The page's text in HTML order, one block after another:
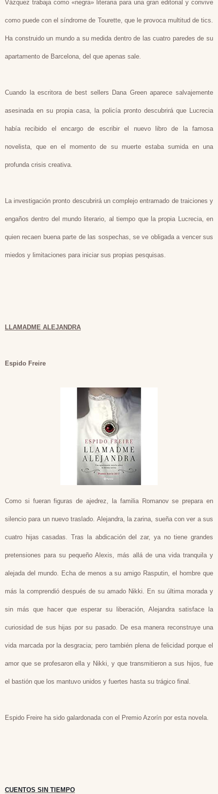
Vázquez trabaja como «negra» literaria para una gran editorial y convive
como puede con el síndrome de Tourette, que le provoca multitud de tics.
Ha construido un mundo a su medida dentro de las cuatro paredes de su
apartamento de Barcelona, del que apenas sale.
Cuando la escritora de best sellers Dana Green aparece salvajemente
asesinada en su propia casa, la policía pronto descubrirá que Lucrecia
había recibido el encargo de escribir el nuevo libro de la famosa
novelista, que en el momento de su muerte estaba sumida en una
profunda crisis creativa.
La investigación pronto descubrirá un complejo entramado de traiciones y
engaños dentro del mundo literario, al tiempo que la propia Lucrecia, en
quien recaen buena parte de las sospechas, se ve obligada a vencer sus
miedos y limitaciones para iniciar sus propias pesquisas.
LLAMADME ALEJANDRA
Espido Freire
Como si fueran figuras de ajedrez, la familia Romanov se prepara en
silencio para un nuevo traslado. Alejandra, la zarina, sueña con ver a sus
cuatro hijas casadas. Tras la abdicación del zar, ya no tiene grandes
pretensiones para su pequeño Alexis, más allá de una vida tranquila y
alejada del mundo. Echa de menos a su amigo Rasputin, el hombre que
más la comprendió después de su amado Nikki. En su última morada y
sin más que hacer que esperar su liberación, Alejandra satisface la
curiosidad de sus hijas por su pasado. De esa manera reconstruye una
vida marcada por la desgracia; pero también plena de felicidad porque el
amor que se profesaron ella y Nikki, y que transmitieron a sus hijos, fue
el bastión que los mantuvo unidos y fuertes hasta su trágico final.
Espido Freire ha sido galardonada con el Premio Azorín por esta novela.
CUENTOS SIN TIEMPO